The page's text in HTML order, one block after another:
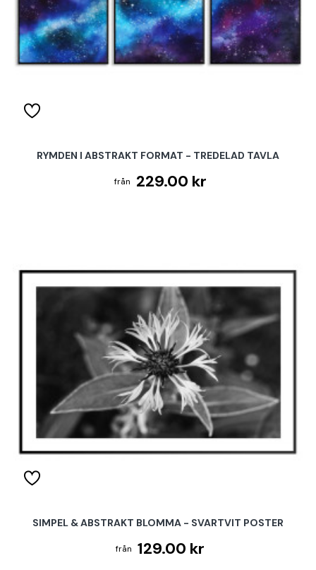
RYMDEN I ABSTRAKT FORMAT - TREDELAD TAVLA
229.00 kr
SIMPEL & ABSTRAKT BLOMMA - SVARTVIT POSTER
129.00 kr